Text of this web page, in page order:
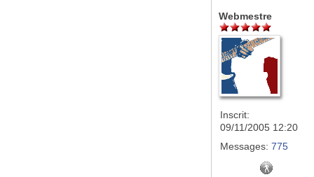
Webmestre
Inscrit:
09/11/2005 12:20
Messages: 775